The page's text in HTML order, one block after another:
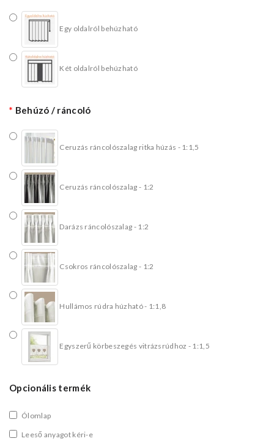
Egy oldalról behúzható
Két oldalról behúzható
Behúzó / ráncoló
Ceruzás ráncolószalag ritka húzás - 1:1,5
Ceruzás ráncolószalag - 1:2
Darázs ráncolószalag - 1:2
Csokros ráncolószalag - 1:2
Hullámos rúdra húzható - 1:1,8
Egyszerű körbeszegés vitrázsrúdhoz - 1:1,5
Opcionális termék
Ólomlap
Leeső anyagot kéri-e